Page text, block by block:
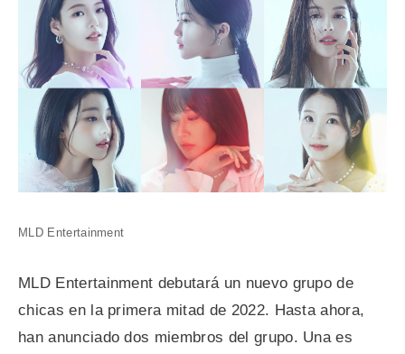
MLD Entertainment
MLD Entertainment debutará un nuevo grupo de
chicas en la primera mitad de 2022. Hasta ahora,
han anunciado dos miembros del grupo. Una es